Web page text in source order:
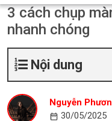
3 cách chụp
nhanh chóng
Nội dung
Nguyễn
30/05/2025